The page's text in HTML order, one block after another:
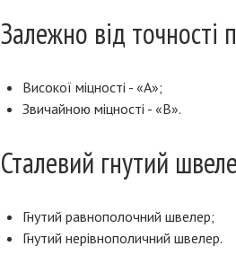
Залежно від точності
Високої міцності - «А»;
Звичайною міцності - «В».
Сталевий гнутий
Гнутий равнополочний швелер;
Гнутий нерівнополичний швелер.